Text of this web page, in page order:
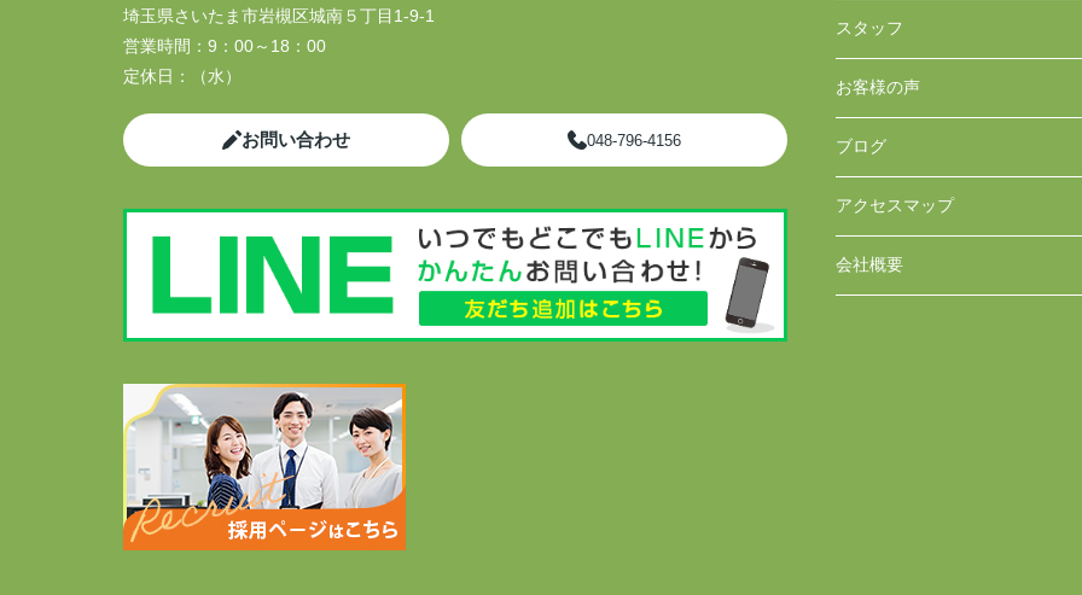
埼玉県さいたま市岩槻区城南５丁目1-9-1
営業時間： 9：00～18：00
定休日：
（水）
お問い合わせ 048-796-4156
スタッフ
お客様の声
ブログ
アクセスマップ
会社概要